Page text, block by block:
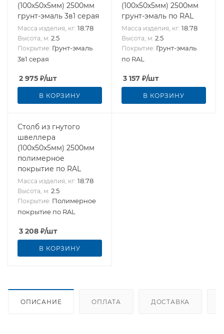
(100х50х5мм) 2500мм
грунт-эмаль 3в1 серая
Масса изделия, кг: 18.78
Высота, м: 2.5
Покрытие: Грунт-эмаль
3в1 серая
2 975 ₽/шт
В КОРЗИНУ
(100х50х5мм) 2500мм
грунт-эмаль по RAL
Масса изделия, кг: 18.78
Высота, м: 2.5
Покрытие: Грунт-эмаль
по RAL
3 157 ₽/шт
В КОРЗИНУ
Столб из гнутого
швеллера
(100х50х5мм) 2500мм
полимерное
покрытие по RAL
Масса изделия, кг: 18.78
Высота, м: 2.5
Покрытие: Полимерное
покрытие по RAL
3 208 ₽/шт
В КОРЗИНУ
ОПИСАНИЕ ОПЛАТА ДОСТАВКА